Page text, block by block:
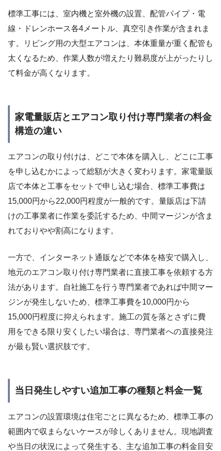
標準工事には、室内機と室外機の設置、配管パイプ・電
線・ドレンホース各4メートル、真空引き作業が含まれま
す。リビング用の大型エアコンは、本体重量が重く配管も
太くなるため、作業人数が増えたり難易度が上がったりし
て料金が高くなります。
家電量販店とエアコン取り付け専門業者の料金
構造の違い
エアコンの取り付けは、どこで本体を購入し、どこに工事
を申し込むかによって総額が大きく変わります。家電量販
店で本体と工事をセットで申し込む場合、標準工事費は
15,000円から22,000円程度が一般的です。量販店は下請
けの工事業者に作業を委託するため、中間マージンが含ま
れておりやや割高になります。
一方で、インターネット通販などで本体を格安で購入し、
地元のエアコン取り付け専門業者に直接工事を依頼する方
法があります。自社施工を行う専門業者であれば中間マー
ジンが発生しないため、標準工事費を10,000円から
15,000円程度に抑えられます。施工の質を落とさずに費
用をできる限り安くしたい場合は、専門業者への直接発注
が最も賢い選択肢です。
当日発生しやすい追加工事の種類と料金一覧
エアコンの設置環境は住宅ごとに異なるため、標準工事の
範囲内で収まらないケースが珍しくありません。現地調査
や当日の状況によって発生する、主な追加工事の料金目安